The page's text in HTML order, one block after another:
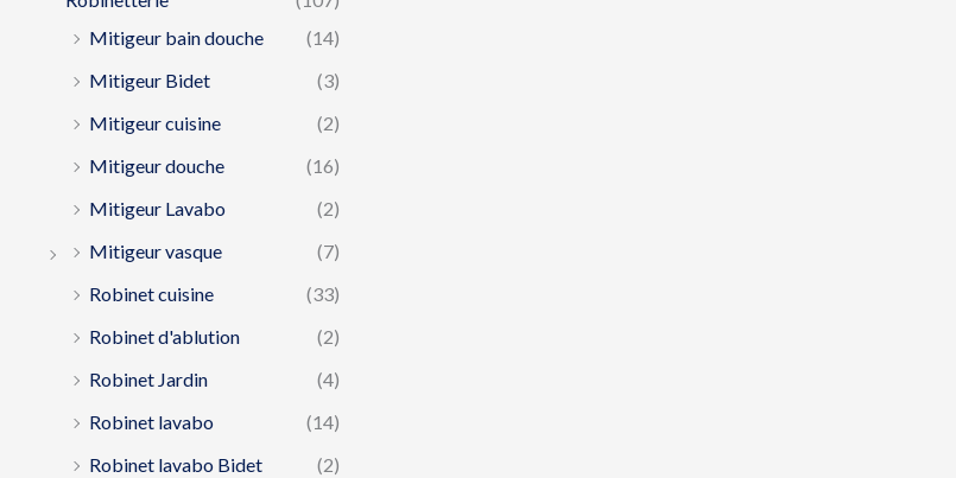
Mitigeur bain douche
(14)
Mitigeur Bidet
(3)
Mitigeur cuisine
(2)
Mitigeur douche
(16)
Mitigeur Lavabo
(2)
Mitigeur vasque
(7)
Robinet cuisine
(33)
Robinet d'ablution
(2)
Robinet Jardin
(4)
Robinet lavabo
(14)
Robinet lavabo Bidet
(2)